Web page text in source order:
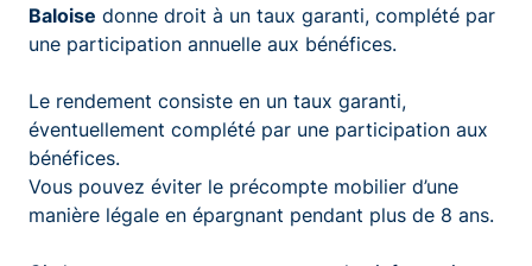
Baloise donne droit à un taux garanti, complété par
une participation annuelle aux bénéfices.
Le rendement consiste en un taux garanti,
éventuellement complété par une participation aux
bénéfices.
Vous pouvez éviter le précompte mobilier d’une
manière légale en épargnant pendant plus de 8 ans.